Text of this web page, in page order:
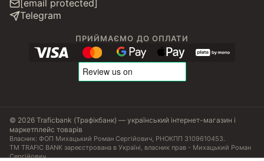
[email protected]
Telegram
ПРИЙМАЄМО ДО ОПЛАТИ
© 2026 Traficbank (Трафікбанк) — український інтернет-магазин і
маркетплейс товарів
Власник: ФОП Михацький Роман Сергійович, РНОКПП 3109610453.
ТМ TRAFIC BANK зареєстрована в Україні, власник прав - Михацький Роман
Сергійович.